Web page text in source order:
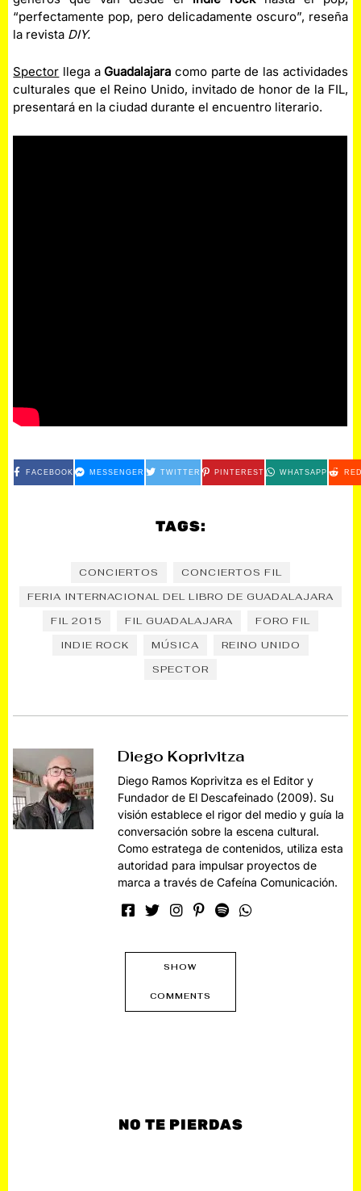
“perfectamente pop, pero delicadamente oscuro”, reseña
la revista DIY.
Spector llega a Guadalajara como parte de las actividades
culturales que el Reino Unido, invitado de honor de la FIL,
presentará en la ciudad durante el encuentro literario.
FACEBOOK MESSENGER TWITTER PINTEREST WHATSAPP
TAGS:
CONCIERTOS
CONCIERTOS FIL
FERIA INTERNACIONAL DEL LIBRO DE GUADALAJARA
FIL 2015
FIL GUADALAJARA
FORO FIL
INDIE ROCK
MÚSICA
REINO UNIDO
SPECTOR
Diego Koprivitza
Diego Ramos Koprivitza es el Editor y
Fundador de El Descafeinado (2009). Su
visión establece el rigor del medio y guía la
conversación sobre la escena cultural.
Como estratega de contenidos, utiliza esta
autoridad para impulsar proyectos de
marca a través de Cafeína Comunicación.
SHOW
COMMENTS
NO TE PIERDAS